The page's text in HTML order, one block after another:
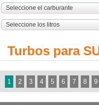
Seleccione el carburante
Seleccione los litros
Turbos para
1 2 3 4 5 6 7 8 9